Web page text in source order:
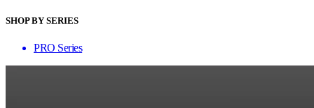
SHOP BY SERIES
PRO Series